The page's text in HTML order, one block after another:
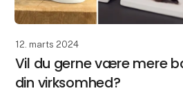
12. marts 2024
Vil du gerne være mere
din virksomhed?